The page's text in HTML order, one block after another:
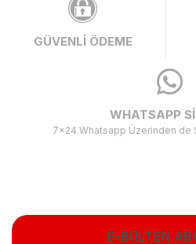
GÜVENLİ ÖDEME
WHATSAPP
7x24 Whatsapp Üzerinden de
E-BÜLTEN